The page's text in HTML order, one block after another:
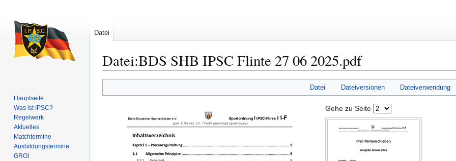
Datei:BDS SHB IPSC Flinte 27 06 2025.pdf
Datei Dateiversionen Dateiverwendung
Gehe zu Seite
Datei
Hauptseite
Was ist IPSC?
Regelwerk
Aktuelles
Matchtermine
Ausbildungs­termine
GROI